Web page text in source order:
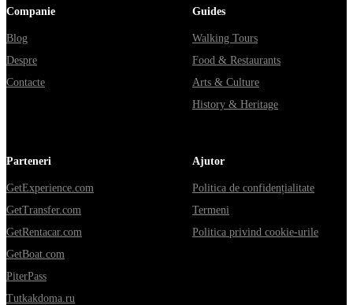
Companie
Blog
Despre
Contacte
Guides
Walking Tours
Food & Restaurants
Arts & Culture
History & Heritage
Parteneri
GetExperience.com
GetTransfer.com
GetRentacar.com
GetBoat.com
PiterPass
Tutkakdoma.ru
Ajutor
Politica de confidențialitate
Termeni
Politica privind cookie-urile